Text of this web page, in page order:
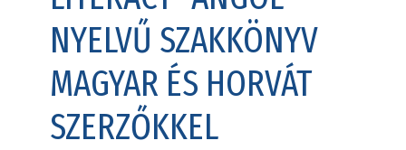
NYELVŰ SZAKKÖNYV
MAGYAR ÉS HORVÁT
SZERZŐKKEL